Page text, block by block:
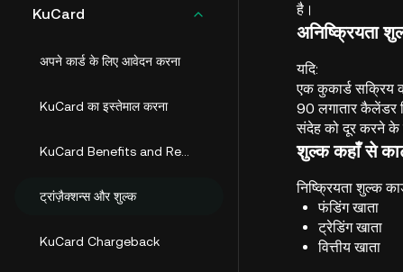
KuCard
अपने कार्ड के लिए आवेदन करना
KuCard का इस्तेमाल करना
ट्रांज़ैक्शन्स और शुल्क
KuCard Chargeback
है।
अनिष्क्रियता
यदि:
एक कुकार्ड सक्रिय
90 लगातार कैलेंडर
संदेह को दूर करने के
शुल्क कहाँ से
निष्क्रियता शुल्क
फंडिंग खाता
ट्रेडिंग खाता
वित्तीय खाता